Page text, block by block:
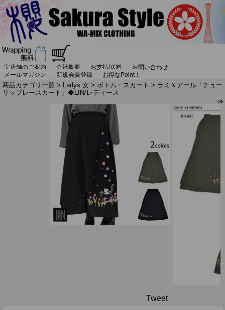
実店舗のご案内 会社概要 お支払/送料
お問い合わせ
メールマガジン
新規会員登録 お得なPoint！
商品カテゴリ一覧 > Ladys:女 > ボトム・スカート > ラミ＆アール「チュー
リップレースカート」◆LIN/レディース
Tweet